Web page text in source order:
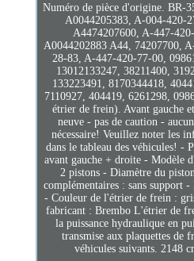
Numéro de pièce d'origine. BR-
A0044205383, A-004-420-
A4474207600, A-447-
A0044202883 A44, 74207700,
28-83, A-447-420-77-00,
13012133247, 38211400,
133223491, 8170344418,
7110927, 404419, 6261298,
étrier de frein). Avant gauche
neuve - pas de caution -
nécessaire! Veuillez noter les
dans le tableau des véhicules! -
avant gauche + droite - Modèle
2 pistons - Diamètre du
complémentaires : sans support
- Couleur de l'étrier de frein :
fabricant : Brembo L'étrier de
la puissance hydraulique en
transmise aux plaquettes de
véhicules suivants. 2148